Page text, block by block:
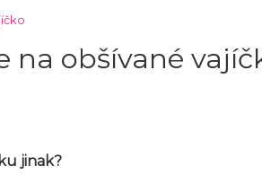
na obšívané
jinak?